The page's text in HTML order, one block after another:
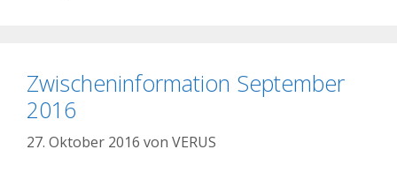
Zwischeninformation September
2016
27. Oktober 2016 von VERUS